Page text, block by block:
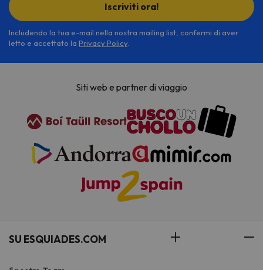
Iscriviti ora!
Includendo la tua e-mail nella nostra mailing list, confermi di aver
letto e accettato la Privacy Policy.
Siti web e partner di viaggio
SU ESQUIADES.COM